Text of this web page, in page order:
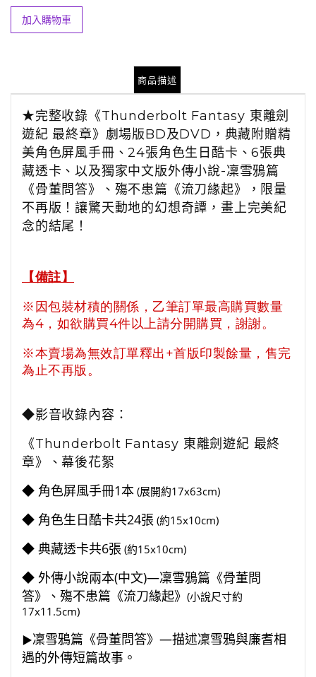
加入購物車
商品描述
★完整收錄《Thunderbolt Fantasy 東離劍
遊紀 最終章》劇場版BD及DVD，典藏附贈精
美角色屏風手冊、24張角色生日酷卡、6張典
藏透卡、以及獨家中文版外傳小說-凜雪鴉篇
《骨董問答》、殤不患篇《流刀緣起》，限量
不再版！讓驚天動地的幻想奇譚，畫上完美紀
念的結尾！
【備註】
※因包裝材積的關係，乙筆訂單最高購買數量
為4，如欲購買4件以上請分開購買，謝謝。
※本賣場為無效訂單釋出+首版印製餘量，售完
為止不再版。
◆影音收錄內容：
《Thunderbolt Fantasy 東離劍遊紀 最終
章》、幕後花絮
◆ 角色屏風手冊1本 (展開約17x63cm)
◆ 角色生日酷卡共24張 (約15x10cm)
◆ 典藏透卡共6張 (約15x10cm)
◆ 外傳小說兩本(中文)—凜雪鴉篇《骨董問
答》
、 殤不患篇《流刀緣起》 (小說尺寸約
17x11.5cm)
▶︎凜雪鴉篇《骨董問答》—描述凜雪鴉與廉耆相
遇的外傳短篇故事。